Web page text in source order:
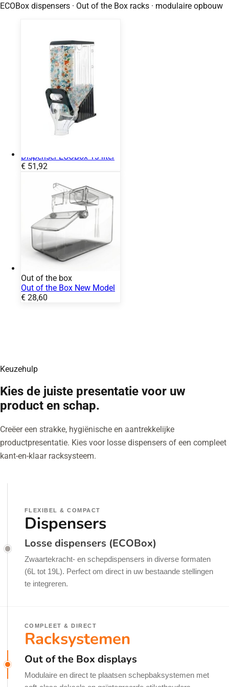
ECOBox dispensers · Out of the Box racks · modulaire opbouw
Dispenser ECOBox 13 liter
Prijs:
€ 51,92
Out of the box
Out of the Box New Model
Prijs:
€ 28,60
Keuzehulp
Kies de juiste presentatie voor uw
product en schap.
Creëer een strakke, hygiënische en aantrekkelijke
productpresentatie. Kies voor losse dispensers of een compleet
kant-en-klaar racksysteem.
FLEXIBEL & COMPACT
Dispensers
Losse dispensers (ECOBox)
Zwaartekracht- en schepdispensers in diverse formaten
(6L tot 19L). Perfect om direct in uw bestaande stellingen
te integreren.
COMPLEET & DIRECT
Racksystemen
Out of the Box displays
Modulaire en direct te plaatsen schepbaksystemen met